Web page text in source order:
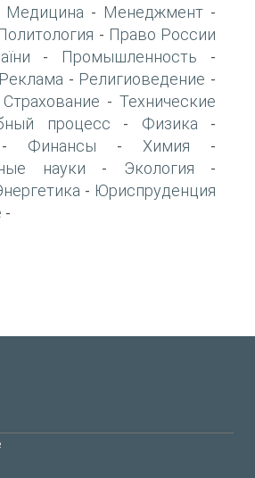
Медицина - Менеджмент -
- Право России
- Промышленность -
Реклама - Религиоведение -
Страхование - Технические
процесс - Физика -
Финансы - Химия -
науки - Экология -
- Юриспруденция
-